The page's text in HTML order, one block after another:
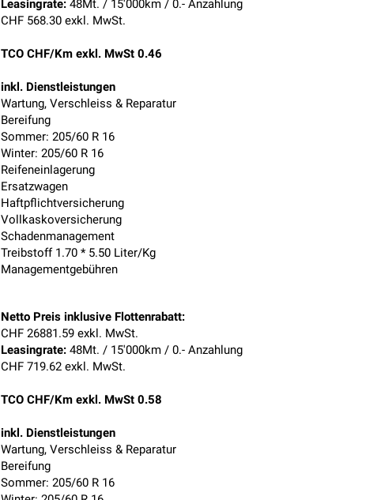
Leasingrate: 48Mt. / 15'000km / 0.- Anzahlung
CHF 568.30 exkl. MwSt.
TCO CHF/Km exkl. MwSt 0.46
inkl. Dienstleistungen
Wartung, Verschleiss & Reparatur
Bereifung
Sommer: 205/60 R 16
Winter: 205/60 R 16
Reifeneinlagerung
Ersatzwagen
Haftpflichtversicherung
Vollkaskoversicherung
Schadenmanagement
Treibstoff 1.70 * 5.50 Liter/Kg
Managementgebühren
Netto Preis inklusive Flottenrabatt:
CHF 26881.59 exkl. MwSt.
Leasingrate: 48Mt. / 15'000km / 0.- Anzahlung
CHF 719.62 exkl. MwSt.
TCO CHF/Km exkl. MwSt 0.58
inkl. Dienstleistungen
Wartung, Verschleiss & Reparatur
Bereifung
Sommer: 205/60 R 16